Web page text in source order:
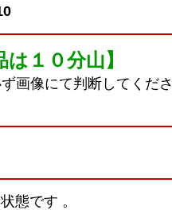
は１０分山】
画像にて判断してくださ
態です 。